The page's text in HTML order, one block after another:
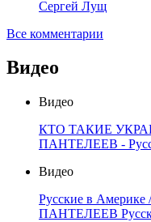
Сергей Лущ
Все комментарии
Видео
Видео
КТО ТАКИЕ
ПАНТЕЛЕЕВ -
Видео
Русские в
ПАНТЕЛЕЕВ